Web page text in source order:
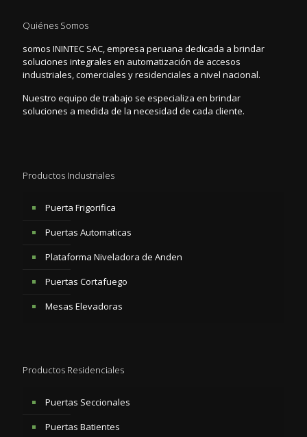
Quiénes Somos
somos ININTEC SAC, empresa peruana dedicada a brindar
soluciones integrales en automatización de accesos
industriales, comerciales y residenciales a nivel nacional.
Nuestro equipo de trabajo se especializa en brindar
soluciones a medida de la necesidad de cada cliente.
Productos Industriales
Puerta Frigorifica
Puertas Automaticas
Plataforma Niveladora de Anden
Puertas Cortafuego
Mesas Elevadoras
Productos Residenciales
Puertas Seccionales
Puertas Batientes